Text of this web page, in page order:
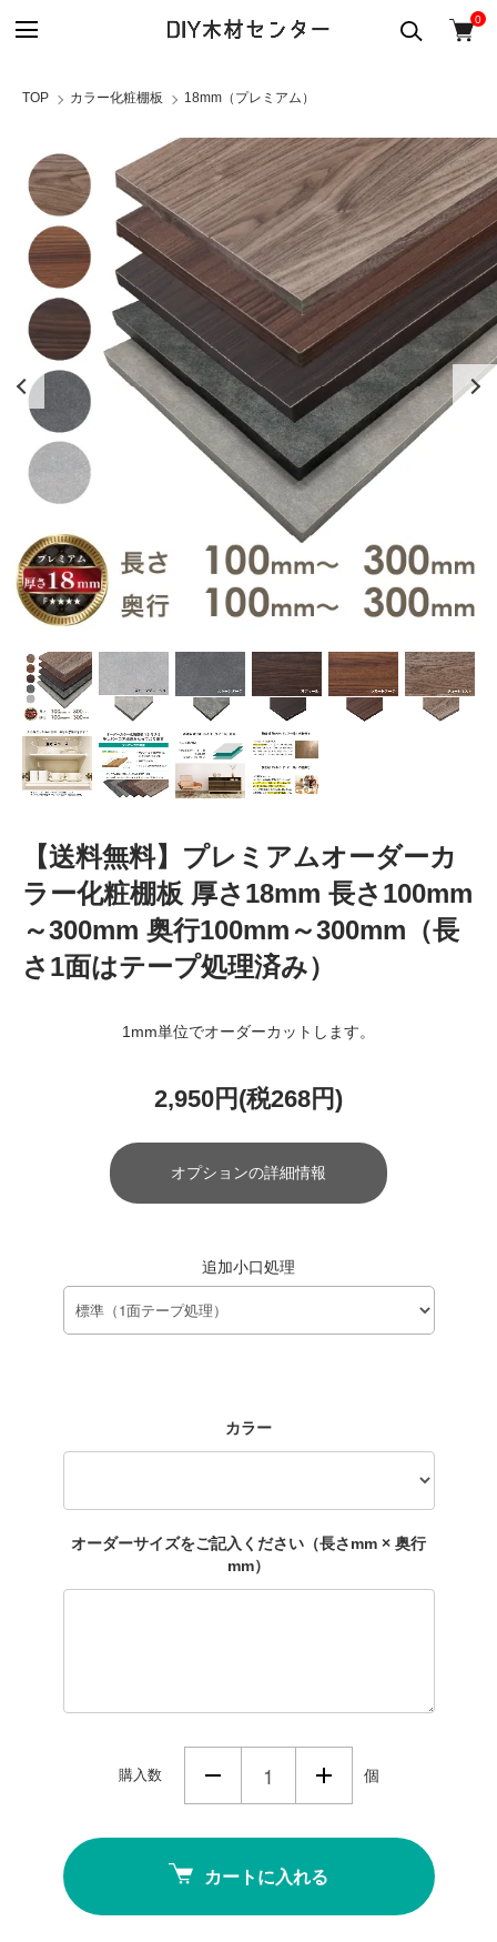
0
TOP カラー化粧棚板 18mm（プレミアム）
【送料無料】プレミアムオーダーカ
ラー化粧棚板 厚さ18mm 長さ100mm
～300mm 奥行100mm～300mm（長
さ1面はテープ処理済み）
1mm単位でオーダーカットします。
2,950円(税268円)
オプションの詳細情報
追加小口処理
カラー
オーダーサイズをご記入ください（長さmm × 奥行
mm）
購入数 個
カートに入れる